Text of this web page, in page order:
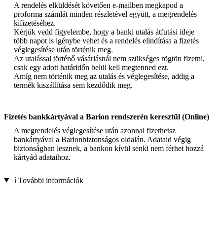
A rendelés elküldését követően e-mailben megkapod a
proforma számlát minden részletével együtt, a megrendelés
kifizetéséhez.
Kérjük vedd figyelembe, hogy a banki utalás átfutási ideje
több napot is igénybe vehet és a rendelés elindítása a fizetés
véglegesítése után történik meg.
Az utalással történő vásárlásnál nem szükséges rögtön fizetni,
csak egy adott határidőn belül kell megtenned ezt.
Amíg nem történik meg az utalás és véglegesítése, addig a
termék kiszállítása sem kezdődik meg.
Fizetés bankkártyával a Barion rendszerén keresztül (Online)
A megrendelés véglegesítése után azonnal fizethetsz
bankártyával a Barionbiztonságos oldalán. Adataid végig
biztonságban lesznek, a bankon kívül senki nem férhet hozzá
kártyád adataihoz.
ℹ️ További információk